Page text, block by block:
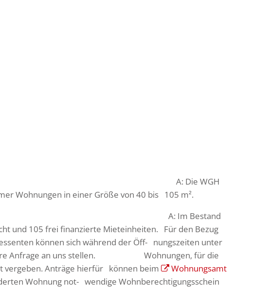
A: Die WGH
Wohnungen in einer Größe von 40 bis 105 m².
A: Im Bestand
und 105 frei finanzierte Mieteinheiten. Für den Bezug
können sich während der Öff- nungszeiten unter
Anfrage an uns stellen. Wohnungen, für die
vergeben. Anträge hierfür können beim
Wohnungsamt
Wohnung not- wendige Wohnberechtigungsschein